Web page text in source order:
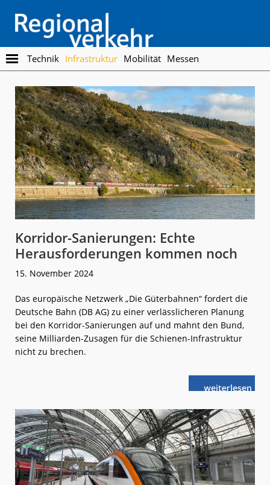
main
content
footer
Regionalverkehr
Die
Fachzeitschrift
den
Öffentlichen
Personennahverkehr
Technik Infrastruktur Mobilität Messen
Korridor-Sanierungen: Echte
Herausforderungen kommen noch
15. November 2024
Das europäische Netzwerk „Die Güterbahnen“ fordert die
Deutsche Bahn (DB AG) zu einer verlässlicheren Planung
bei den Korridor-Sanierungen auf und mahnt den Bund,
seine Milliarden-Zusagen für die Schienen-Infrastruktur
nicht zu brechen.
weiterlese
nKorridor-
kommen
noch